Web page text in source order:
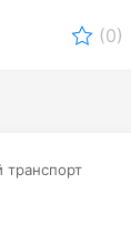
(0)
транспорт